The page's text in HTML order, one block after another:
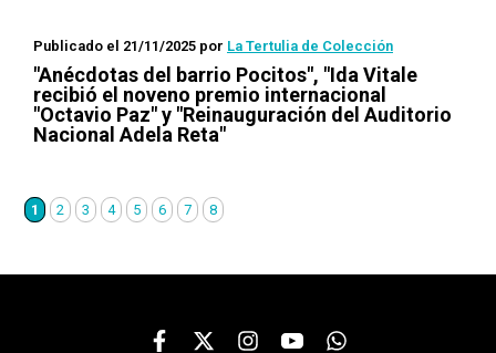
Publicado el 21/11/2025 por La Tertulia de Colección
"Anécdotas del barrio Pocitos", "Ida Vitale
recibió el noveno premio internacional
"Octavio Paz" y "Reinauguración del Auditorio
Nacional Adela Reta"
1 2 3 4 5 6 7 8